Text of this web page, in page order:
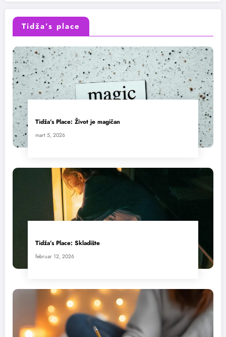
Tidža’s place
Tidža’s Place: Život je magičan
mart 5, 2026
Tidža’s Place: Skladište
februar 12, 2026